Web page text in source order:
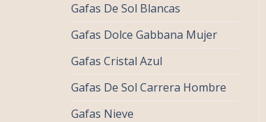
Gafas De Sol Blancas
Gafas Dolce Gabbana Mujer
Gafas Cristal Azul
Gafas De Sol Carrera Hombre
Gafas Nieve